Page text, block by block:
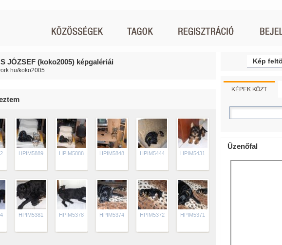
JÓZSEF (koko2005) képgalériái
koko2005
HPIM5889 HPIM5888 HPIM5848 HPIM5444 HPIM5431
HPIM5381 HPIM5378 HPIM5374 HPIM5372 HPIM5371
Kép
KÉPEK KÖZT
Üzenőfal